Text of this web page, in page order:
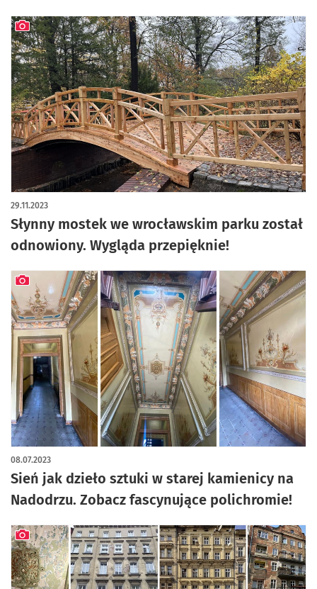
Słynny mostek we wrocławskim parku został
odnowiony. Wygląda przepięknie!
29.11.2023
artykuł z galerią zdjęć
Sień jak dzieło sztuki w starej kamienicy na
Nadodrzu. Zobacz fascynujące polichromie!
08.07.2023
artykuł z galerią zdjęć